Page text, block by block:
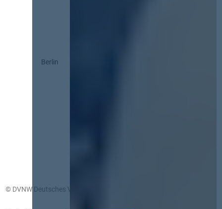
Berlin
© DVNW Deutsches Vergabenetzwerk GmbH